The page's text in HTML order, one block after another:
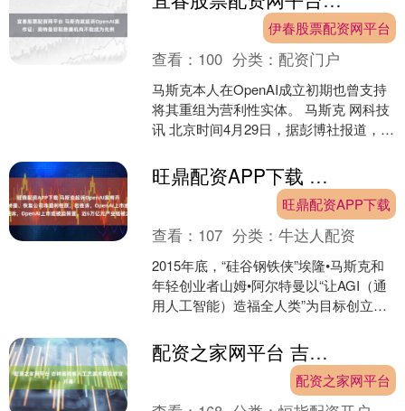
伊春股票配资网平台
查看： 100 分类：配资门户
马斯克本人在OpenAI成立初期也曾支持
将其重组为营利性实体。 马斯克 网科技
讯 北京时间4月29日，据彭博社报道，埃
旺鼎配资APP下载 马斯克起诉OpenAI案将开庭，他要求“罢免”阿尔特曼、恢复公司非盈利性质，若胜诉，OpenAI上市或被迫搁置，近6万亿元产业链被波及
旺鼎配资APP下载
查看： 107 分类：牛达人配资
2015年底，“硅谷钢铁侠”埃隆•马斯克和
年轻创业者山姆•阿尔特曼以“让AGI（通
用人工智能）造福全人类”为目标创立
检....
配资之家网平台 吉林省残疾人工艺美术展在故宫开幕
配资之家网平台